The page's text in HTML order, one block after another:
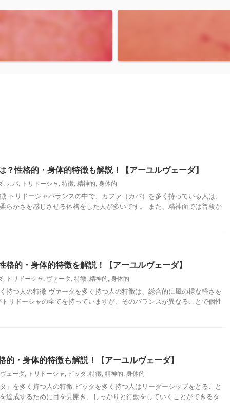
？性格的・身体的特徴も解説！【アーユルヴェーダ】
, カパ, トリドーシャ, 特徴, 精神的, 身体的
トリドーシャバランスの中で、カファ（カパ）を多く持っている人は、
らかさを感じさせる体格をした人が多いです。 また、精神面では普段か
的・身体的特徴を解説！【アーユルヴェーダ】
, トリドーシャ, ヴァータ, 特徴, 精神的, 身体的
持つ人の特徴 ヴァータを多く持つ人の特徴は、総合的に風の様な軽さを
リドーシャの全てを持っていますが、そのバランスが異なることで個性
・身体的特徴も解説！【アーユルヴェーダ】
ェーダ, トリドーシャ, ピッタ, 特徴, 精神的, 身体的
」を多く持つ人の特徴 ピッタを多く持つ人はリーダーシップをとること
達成するために目を見開き、しっかりと行動をしていくことができるタ